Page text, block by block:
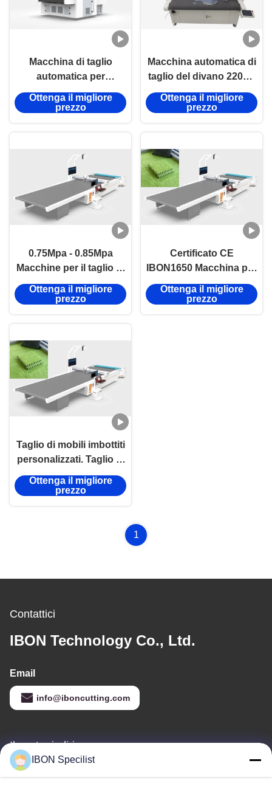
Macchina di taglio
automatica per
copertura di divano
elettrica \ Macchina di
Ottenga il migliore
prezzo
Macchina automatica di
taglio del divano 220V -
380V Macchina CNC a
coltello
Ottenga il migliore
prezzo
0.75Mpa - 0.85Mpa
Macchine per il taglio di
tessuti CNC / Macchine
per il taglio di cuoio
Ottenga il migliore
prezzo
Certificato CE
IBON1650 Macchina per
il taglio di tappezzeria
10KW Macchina per il
Ottenga il migliore
prezzo
Taglio di mobili imbottiti
personalizzati. Taglio di
coltelli controllato dal
computer.
Ottenga il migliore
prezzo
1
Contattici
IBON Technology Co., Ltd.
Email
info@iboncutting.com
Il nostro indirizzo
Indirizzo
IBON Specilist